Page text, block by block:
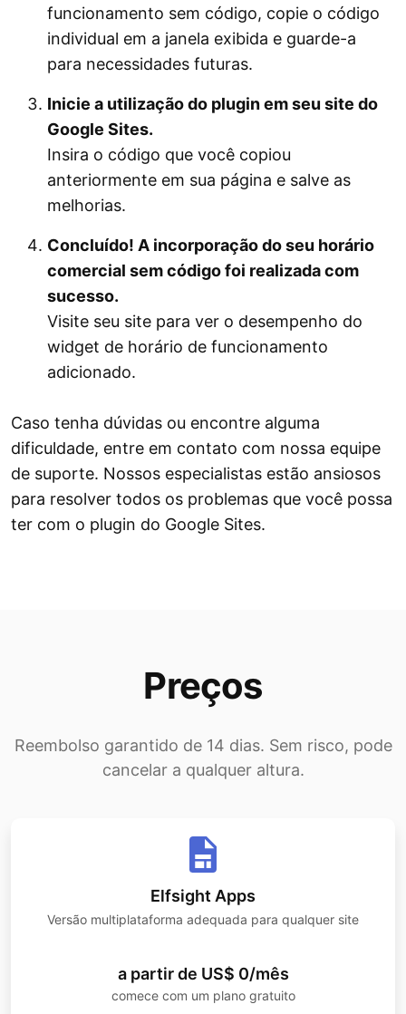
funcionamento sem código, copie o código
individual em a janela exibida e guarde-a
para necessidades futuras.
Inicie a utilização do plugin em seu site do
Google Sites.
Insira o código que você copiou
anteriormente em sua página e salve as
melhorias.
Concluído! A incorporação do seu horário
comercial sem código foi realizada com
sucesso.
Visite seu site para ver o desempenho do
widget de horário de funcionamento
adicionado.
Caso tenha dúvidas ou encontre alguma
dificuldade, entre em contato com nossa equipe
de suporte. Nossos especialistas estão ansiosos
para resolver todos os problemas que você possa
ter com o plugin do Google Sites.
Preços
Reembolso garantido de 14 dias. Sem risco, pode
cancelar a qualquer altura.
Elfsight Apps
Versão multiplataforma adequada para qualquer site
a partir de US$ 0/mês
comece com um plano gratuito